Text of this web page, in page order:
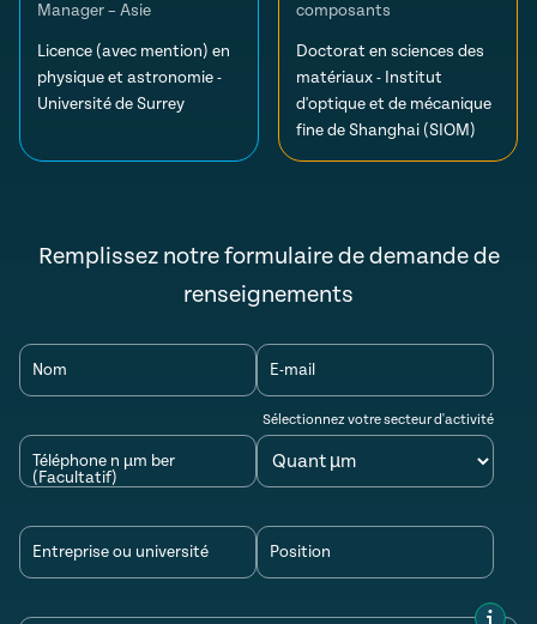
Manager – Asie
Licence (avec mention) en
physique et astronomie -
Université de Surrey
composants
Doctorat en sciences des
matériaux - Institut
d'optique et de mécanique
fine de Shanghai (SIOM)
Remplissez notre formulaire de demande de
renseignements
Nom E-mail
Téléphone n µm ber
(Facultatif)
Sélectionnez votre secteur d'activité
Entreprise ou université Position